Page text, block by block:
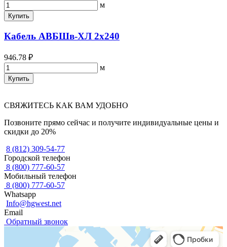
м
Купить
Кабель АВБШв-ХЛ 2х240
946.78 ₽
м
Купить
СВЯЖИТЕСЬ КАК ВАМ УДОБНО
Позвоните прямо сейчас и получите индивидуальные цены и
скидки до 20%
8 (812) 309-54-77
Городской телефон
8 (800) 777-60-57
Мобильный телефон
8 (800) 777-60-57
Whatsapp
Info@hgwest.net
Email
Обратный звонок